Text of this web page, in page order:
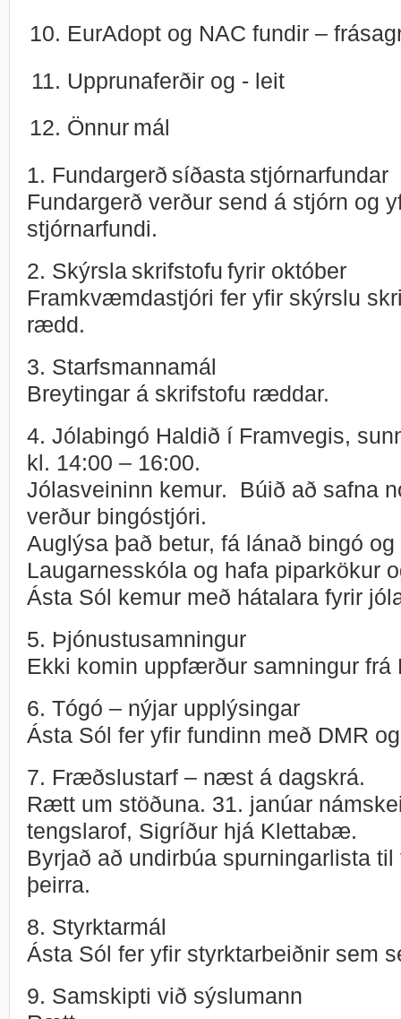
EurAdopt og NAC fundir –
Upprunaferðir og - leit
Önnur mál
1. Fundargerð síðasta stjórnarfundar
Fundargerð verður send á stjórn og
stjórnarfundi.
2. Skýrsla skrifstofu fyrir október
Framkvæmdastjóri fer yfir skýrslu
rædd.
3. Starfsmannamál
Breytingar á skrifstofu ræddar.
4. Jólabingó Haldið í Framvegis,
kl. 14:00 – 16:00.
Jólasveininn kemur. Búið að safna
verður bingóstjóri.
Auglýsa það betur, fá lánað bingó
Laugarnesskóla og hafa piparkökur
Ásta Sól kemur með hátalara fyrir
5. Þjónustusamningur
Ekki komin uppfærður samningur
6. Tógó – nýjar upplýsingar
Ásta Sól fer yfir fundinn með DMR
7. Fræðslustarf – næst á dagskrá.
Rætt um stöðuna. 31. janúar
tengslarof, Sigríður hjá Klettabæ.
Byrjað að undirbúa spurningarlista
þeirra.
8. Styrktarmál
Ásta Sól fer yfir styrktarbeiðnir sem
9. Samskipti við sýslumann